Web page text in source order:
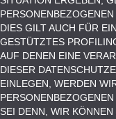
DIES GILT AUCH FÜR
GESTÜTZTES
AUF DENEN EINE
DIESER
EINLEGEN, WERDEN
SEI DENN, WIR